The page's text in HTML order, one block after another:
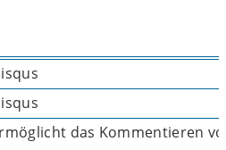
das Kommentieren